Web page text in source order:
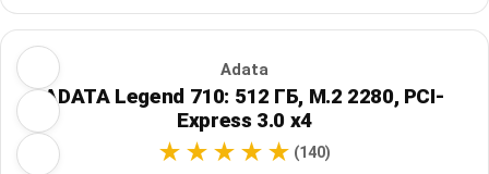
Adata
ADATA Legend 710: 512 ГБ, M.2 2280, PCI-
Express 3.0 x4
(140)